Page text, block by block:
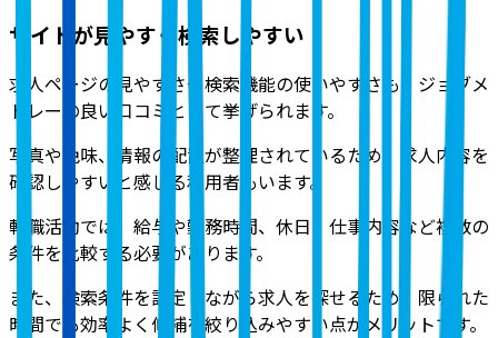
サイトが見やすく検索しやすい
求人ページの見やすさや検索機能の使いやすさも、ジョブメ
ドレーの良い口コミ として挙げられます。
写真や色味、情報の配置が整理されているため、求人内容を
確認しやすいと感じる利用者もいます。
転職活動では、給与や勤務時間、休日、仕事内容など複数の
条件を比較する必要があります。
また、検索条件を設定しながら求人を探せるため、限られた
時間でも効率よく候補を絞り込みやすい点がメリットです。